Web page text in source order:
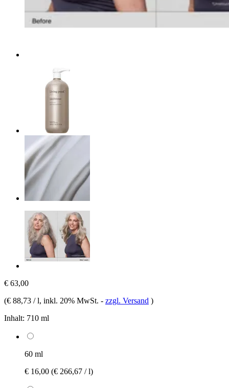
€ 63,00
(€ 88,73 / l, inkl. 20% MwSt. - zzgl. Versand )
Inhalt: 710 ml
60 ml
€ 16,00 (€ 266,67 / l)